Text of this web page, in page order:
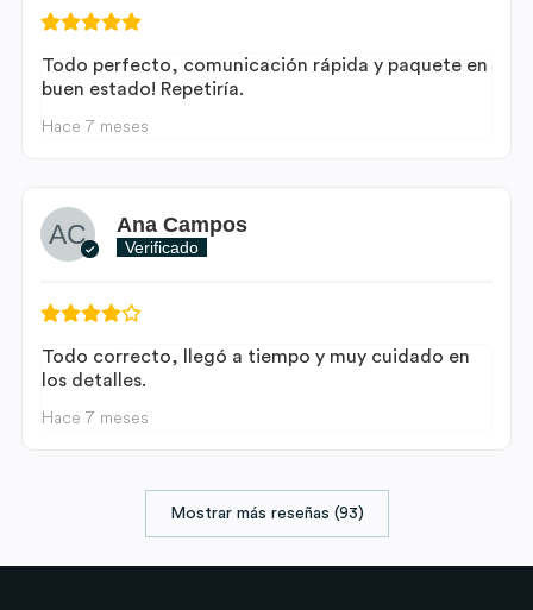
Todo perfecto, comunicación rápida y paquete en
buen estado! Repetiría.
Hace 7 meses
Ana Campos
Verificado
Todo correcto, llegó a tiempo y muy cuidado en
los detalles.
Hace 7 meses
Mostrar más reseñas (93)